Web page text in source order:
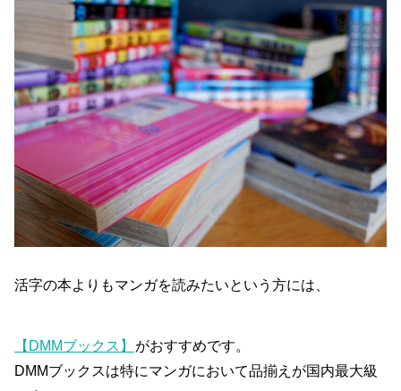
活字の本よりもマンガを読みたいという方には、
【DMMブックス】
がおすすめです。
DMMブックスは特にマンガにおいて品揃えが国内最大級